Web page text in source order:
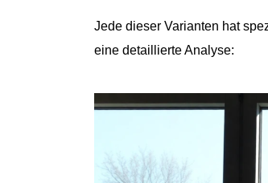
Jede dieser Varianten hat
eine detaillierte Analyse: